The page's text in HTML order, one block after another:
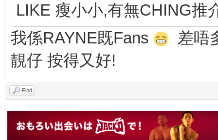
LIKE 瘦小小,有無CHING推
我係RAYNE既Fans
差唔
靚仔 按得又好!
Find